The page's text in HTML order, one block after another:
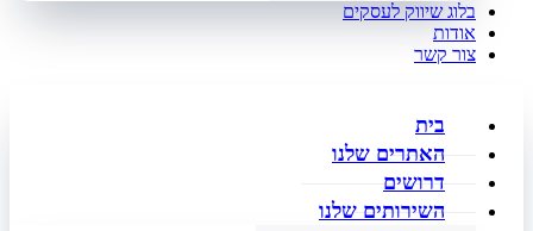
בלוג שיווק לעסקים
אודות
צור קשר
בית
האתרים שלנו
דרושים
השירותים שלנו